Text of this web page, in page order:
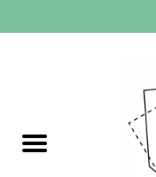
✂︎Nieuw